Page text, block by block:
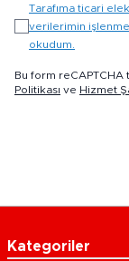
Tarafıma ticari
verilerimin
okudum.
Bu form reCAPTCHA
Politikası ve Hizmet
Kategoriler